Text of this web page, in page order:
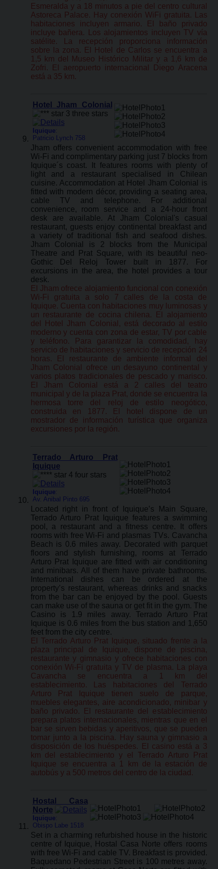
Esmeralda y a 18 minutos a pie del centro cultural
Astoreca Palace. Hay conexión WiFi gratuita. Las
habitaciones incluyen armario. El baño privado
incluye bañera. Los alojamientos incluyen TV vía
satélite. La recepción proporciona información
sobre la zona. El Hotel de Carlos se encuentra a
1,5 km del Museo Histórico Militar y a 1,6 km de
Zofri. El aeropuerto internacional Diego Aracena
está a 35 km.
Hotel Jham Colonial
Iquique:
Patricio Lynch 758
Jham offers convenient accommodation with free
Wi-Fi and complimentary parking just 7 blocks from
Iquique´s coast. It features rooms with plenty of
light and a restaurant specialised in Chilean
cuisine. Accommodation at Hotel Jham Colonial is
fitted with modern décor, providing a seating area,
cable TV and telephone. For additional
convenience, room service and a 24-hour front
desk are available. At Jham Colonial's casual
restaurant, guests enjoy continental breakfast and
a variety of traditional fish and seafood dishes.
Jham Colonial is 2 blocks from the Municipal
Theatre and Prat Square, with its beautiful neo-
Gothic Del Reloj Tower built in 1877. For
excursions in the area, the hotel provides a tour
desk.
El Jham ofrece alojamiento funcional con conexión
Wi-Fi gratuita a solo 7 calles de la costa de
Iquique. Cuenta con habitaciones muy luminosas y
un restaurante de cocina chilena. El alojamiento
del Hotel Jham Colonial, está decorado al estilo
moderno y cuenta con zona de estar, TV por cable
y teléfono. Para garantizar la comodidad, hay
servicio de habitaciones y servicio de recepción 24
horas. El restaurante de ambiente informal del
Jham Colonial ofrece un desayuno continental y
varios platos tradicionales de pescado y marisco.
El Jham Colonial está a 2 calles del teatro
municipal y de la plaza Prat, donde se encuentra la
hermosa torre del reloj de estilo neogótico,
construida en 1877. El hotel dispone de un
mostrador de información turística que organiza
excursiones por la región.
Terrado Arturo Prat
Iquique
Iquique:
Av. Anibal Pinto 695
Located right in front of Iquique’s Main Square,
Terrado Arturo Prat Iquique features a swimming
pool, a restaurant and a fitness centre. It offers
rooms with free Wi-Fi and plasmas TVs. Cavancha
Beach is 0.6 miles away. Decorated with parquet
floors and stylish furnishing, rooms at Terrado
Arturo Prat Iquique are fitted with air conditioning
and minibars. All of them have private bathrooms.
International dishes can be ordered at the
property’s restaurant, whereas drinks and snacks
from the bar can be enjoyed by the pool. Guests
can make use of the sauna or get fit in the gym. The
Casino is 1.9 miles away. Terrado Arturo Prat
Iquique is 0.6 miles from the bus station and 1,650
feet from the city centre.
El Terrado Arturo Prat Iquique, situado frente a la
plaza principal de Iquique, dispone de piscina,
restaurante y gimnasio y ofrece habitaciones con
conexión Wi-Fi gratuita y TV de plasma. La playa
Cavancha se encuentra a 1 km del
establecimiento. Las habitaciones del Terrado
Arturo Prat Iquique tienen suelo de parque,
muebles elegantes, aire acondicionado, minibar y
baño privado. El restaurante del establecimiento
prepara platos internacionales, mientras que en el
bar se sirven bebidas y aperitivos, que se pueden
tomar junto a la piscina. Hay sauna y gimnasio a
disposición de los huéspedes. El casino está a 3
km del establecimiento y el Terrado Arturo Prat
Iquique se encuentra a 1 km de la estación de
autobús y a 500 metros del centro de la ciudad.
Hostal Casa
Norte
Iquique:
Obispo Labe 1518
Set in a charming refurbished house in the historic
centre of Iquique, Hostal Casa Norte offers rooms
with free Wi-Fi and cable TV. Breakfast is provided.
Baquedano Pedestrian Street is 100 metres away.